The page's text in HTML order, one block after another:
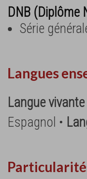
DNB (Diplôme
Série
Langues
Langue
Espagnol •